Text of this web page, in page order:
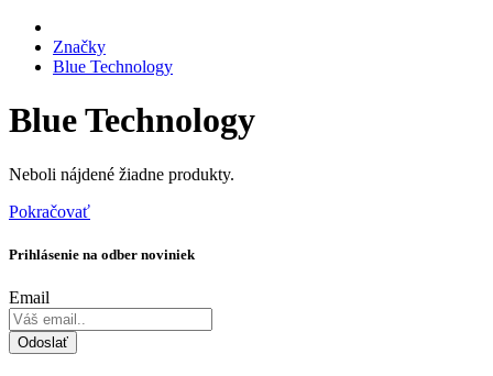
Značky
Blue Technology
Blue Technology
Neboli nájdené žiadne produkty.
Pokračovať
Prihlásenie na odber noviniek
Email
Odoslať